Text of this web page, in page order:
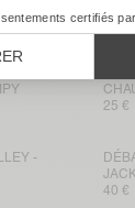
VIBTOWN
80 €
25 €
-
40 €